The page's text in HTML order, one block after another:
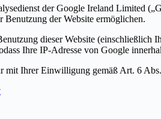
der Google Ireland Limited
der Website ermöglichen.
dieser Website
Ihre IP-Adresse von Google
mit Ihrer Einwilligung gemäß Art. 6